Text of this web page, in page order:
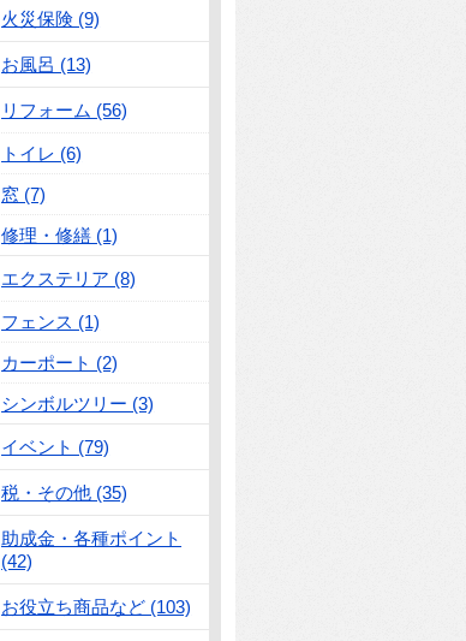
火災保険 (9)
お風呂 (13)
リフォーム (56)
トイレ (6)
窓 (7)
修理・修繕 (1)
エクステリア (8)
フェンス (1)
カーポート (2)
シンボルツリー (3)
イベント (79)
税・その他 (35)
助成金・各種ポイント
(42)
お役立ち商品など (103)